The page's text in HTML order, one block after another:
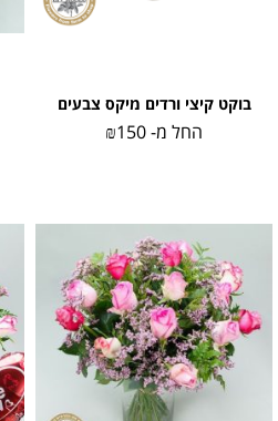
בוקט קיצי ורדים מיקס צבעים
החל מ- ₪150